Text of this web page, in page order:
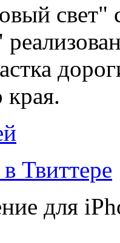
свет"
края.
Твиттере
для